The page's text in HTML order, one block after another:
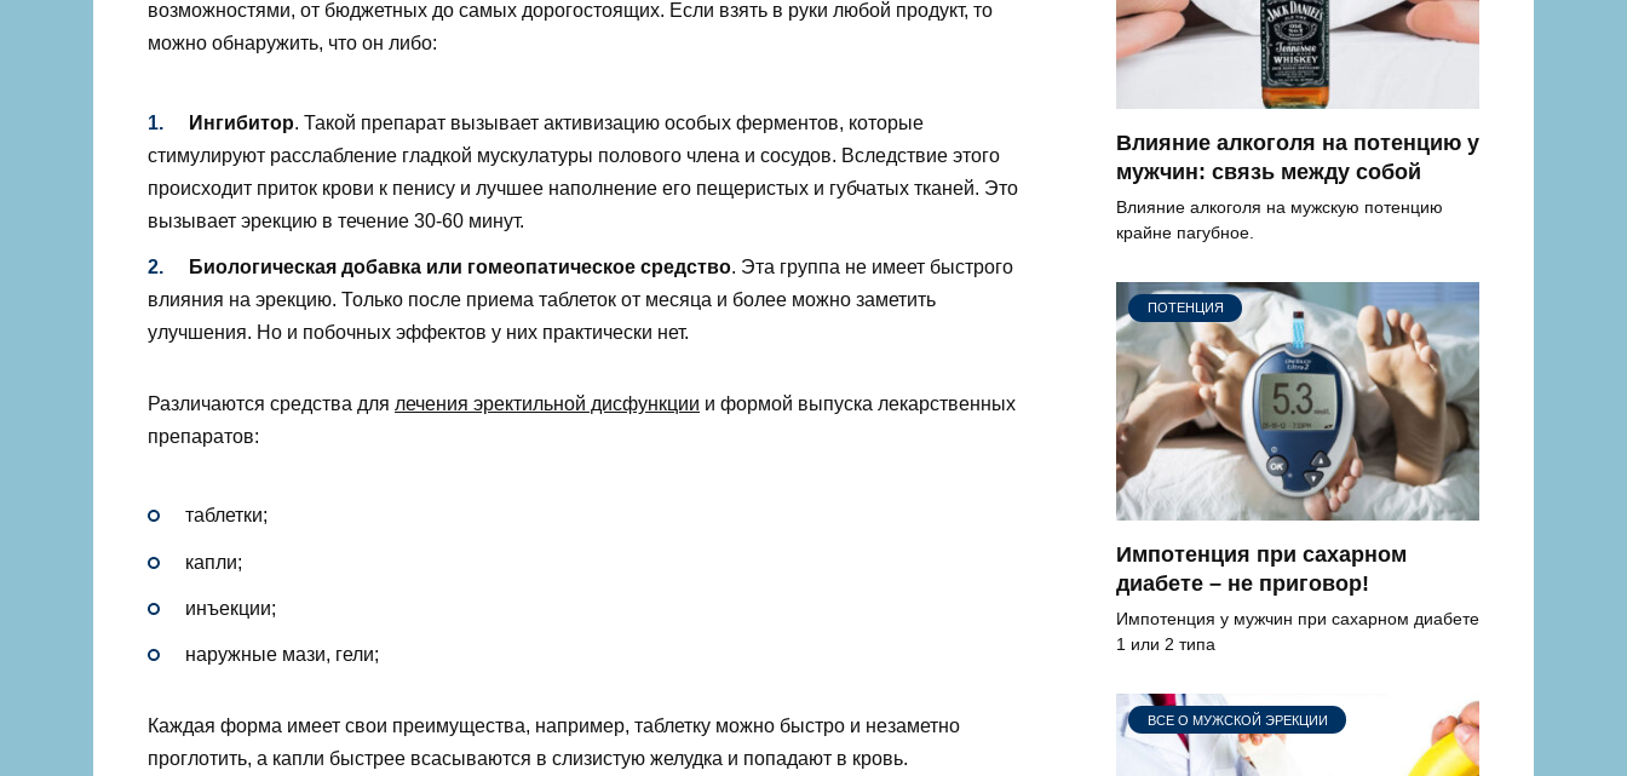
возможностями, от бюджетных до самых дорогостоящих. Если взять в руки любой продукт, то
можно обнаружить, что он либо:
Ингибитор. Такой препарат вызывает активизацию особых ферментов, которые
стимулируют расслабление гладкой мускулатуры полового члена и сосудов. Вследствие этого
происходит приток крови к пенису и лучшее наполнение его пещеристых и губчатых тканей. Это
вызывает эрекцию в течение 30-60 минут.
Биологическая добавка или гомеопатическое средство. Эта группа не имеет быстрого
влияния на эрекцию. Только после приема таблеток от месяца и более можно заметить
улучшения. Но и побочных эффектов у них практически нет.
Различаются средства для лечения эректильной дисфункции и формой выпуска лекарственных
препаратов:
таблетки;
капли;
инъекции;
наружные мази, гели;
Каждая форма имеет свои преимущества, например, таблетку можно быстро и незаметно
проглотить, а капли быстрее всасываются в слизистую желудка и попадают в кровь.
Влияние алкоголя на потенцию у
мужчин: связь между собой
Влияние алкоголя на мужскую потенцию
крайне пагубное.
ПОТЕНЦИЯ
Импотенция при сахарном
диабете – не приговор!
Импотенция у мужчин при сахарном диабете
1 или 2 типа
ВСЕ О МУЖСКОЙ ЭРЕКЦИИ